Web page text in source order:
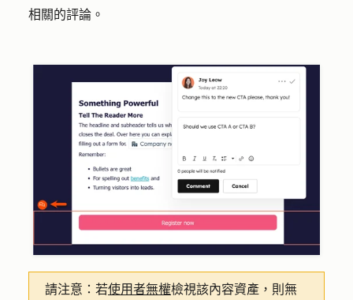
相關的評論。
請注意： 若使用者無權檢視該內容資產，則無